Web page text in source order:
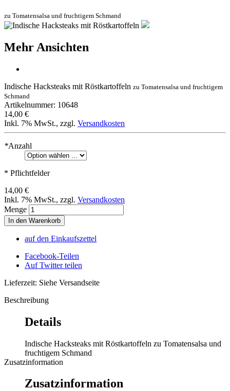
zu Tomatensalsa und fruchtigem Schmand
Mehr Ansichten
Indische Hacksteaks mit Röstkartoffeln zu Tomatensalsa und fruchtigem
Schmand
Artikelnummer: 10648
14,00 €
Inkl. 7% MwSt., zzgl. Versandkosten
*Anzahl
* Pflichtfelder
14,00 €
Inkl. 7% MwSt., zzgl. Versandkosten
Menge
In den Warenkorb
auf den Einkaufszettel
Facebook-Teilen
Auf Twitter teilen
Lieferzeit: Siehe Versandseite
Beschreibung
Details
Indische Hacksteaks mit Röstkartoffeln zu Tomatensalsa und
fruchtigem Schmand
Zusatzinformation
Zusatzinformation